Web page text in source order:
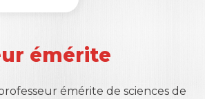
émérite
émérite de sciences de